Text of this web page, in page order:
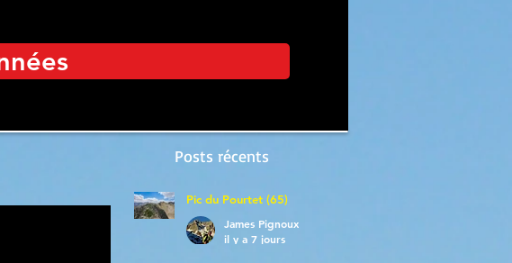
Posts récents
Pic du Pourtet (65)
James Pignoux
il y a 7 jours